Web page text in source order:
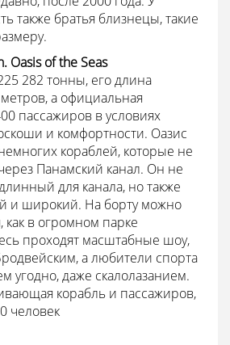
также братья близнецы, такие
Oasis of the Seas
282 тонны, его длина
метров, а официальная
пассажиров в условиях
и комфортности. Оазис
кораблей, которые не
Панамский канал. Он не
для канала, но также
и широкий. На борту можно
как в огромном парке
проходят масштабные шоу,
а любители спорта
угодно, даже скалолазанием.
корабль и пассажиров,
человек